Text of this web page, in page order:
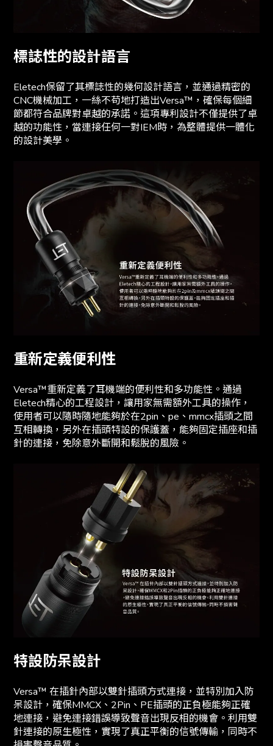
標誌性的設計語言
Eletech保留了其標誌性的幾何設計語言，並通過精密的
CNC機械加工，一絲不苟地打造出Versa™，確保每個細
節都符合品牌對卓越的承諾。這項專利設計不僅提供了卓
越的功能性，當連接任何一對IEM時，為整體提供一體化
的設計美學。
重新定義便利性
Versa™重新定義了耳機端的便利性和多功能性。通過
Eletech精心的工程設計，讓用家無需額外工具的操作，
使用者可以隨時隨地能夠於在2pin、pe、mmcx插頭之間
互相轉換，另外在插頭特設的保護蓋，能夠固定插座和插
針的連接，免除意外斷開和鬆脫的風險。
特設防呆設計
Versa™ 在插針內部以雙針插頭方式連接，並特別加入防
呆設計，確保MMCX、2Pin、PE插頭的正負極能夠正確
地連接，避免連接錯誤導致聲音出現反相的機會。利用雙
針連接的原生極性，實現了真正平衡的信號傳輸，同時不